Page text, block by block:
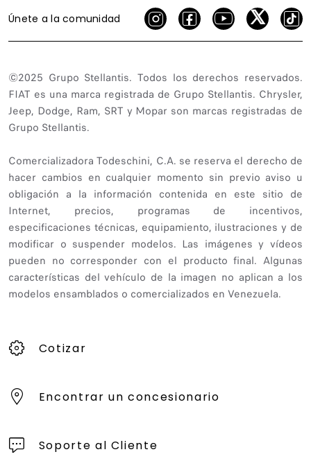
Únete a la comunidad
©2025 Grupo Stellantis. Todos los derechos reservados.
FIAT es una marca registrada de Grupo Stellantis. Chrysler,
Jeep, Dodge, Ram, SRT y Mopar son marcas registradas de
Grupo Stellantis.
Comercializadora Todeschini, C.A. se reserva el derecho de
hacer cambios en cualquier momento sin previo aviso u
obligación a la información contenida en este sitio de
Internet, precios, programas de incentivos,
especificaciones técnicas, equipamiento, ilustraciones y de
modificar o suspender modelos. Las imágenes y vídeos
pueden no corresponder con el producto final. Algunas
características del vehículo de la imagen no aplican a los
modelos ensamblados o comercializados en Venezuela.
Cotizar
Encontrar un concesionario
Soporte al Cliente